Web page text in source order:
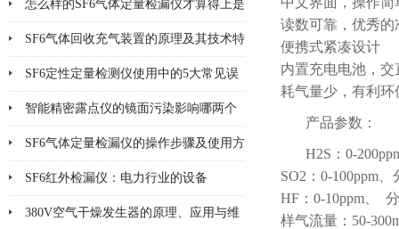
怎么样的SF6气体定量检漏仪才算得上是
好产品
SF6气体回收充气装置的原理及其技术特
点分析
SF6定性定量检测仪使用中的5大常见误
区与校准技巧
智能精密露点仪的镜面污染影响哪两个
方面
SF6气体定量检漏仪的操作步骤及使用方
法说明
SF6红外检漏仪：电力行业的设备
380V空气干燥发生器的原理、应用与维
读数可靠，优秀
便携式紧凑设计
内置充电电池，交
耗气量少，有利环
产品参数：
H2S：0-
SO2：0-100ppm
HF：0-10ppm、
样气流量：50-